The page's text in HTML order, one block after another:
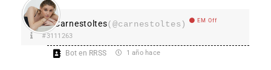
Carnestoltes(@carnestoltes) EM Off
#3111263
Bot en RRSS 1 año hace